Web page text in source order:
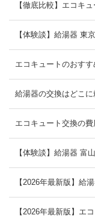
【徹底比較】エコキ
【体験談】給湯器 東
エコキュートのおす
給湯器の交換はどこ
エコキュート交換の
【体験談】給湯器 富
【2026年最新版】給
【2026年最新版】エ